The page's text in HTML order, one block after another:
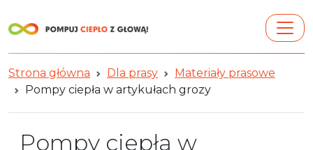
Strona główna Dla prasy
Materiały prasowe
Pompy ciepła w artykułach grozy
Pompy ciepła w